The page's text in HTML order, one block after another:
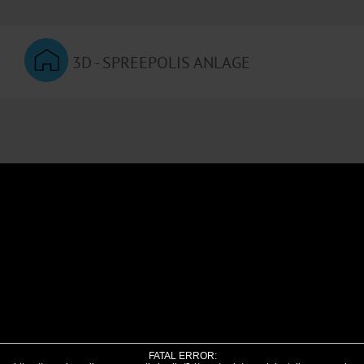
3D - SPREEPOLIS ANLAGE
FATAL ERROR: